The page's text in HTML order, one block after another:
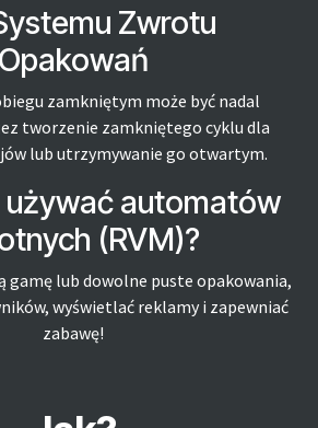
Zwrotu
Opakowań
zamkniętym może być nadal
tworzenie zamkniętego cyklu dla
lub utrzymywanie go otwartym.
używać automatów
(RVM)?
gamę lub dowolne puste opakowania,
wyświetlać reklamy i zapewniać
zabawę!